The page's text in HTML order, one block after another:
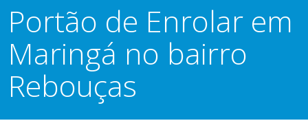
Portão de Enrolar em
Maringá no bairro
Rebouças